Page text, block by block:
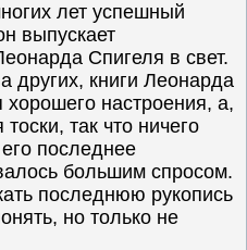
лет успешный
выпускает
Спигеля в свет.
других, книги Леонарда
настроения, а,
так что ничего
последнее
большим спросом.
последнюю рукопись
но только не